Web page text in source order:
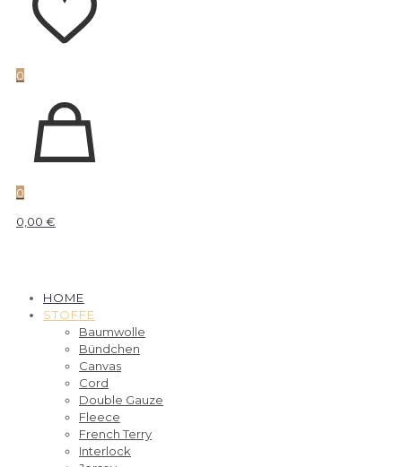
0
0
0,00 €
HOME
STOFFE
Baumwolle
Bündchen
Canvas
Cord
Double Gauze
Fleece
French Terry
Interlock